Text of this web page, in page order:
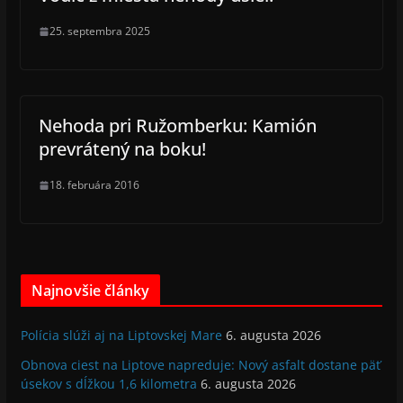
25. septembra 2025
Nehoda pri Ružomberku: Kamión
prevrátený na boku!
18. februára 2016
Najnovšie články
Polícia slúži aj na Liptovskej Mare 6. augusta 2026
Obnova ciest na Liptove napreduje: Nový asfalt dostane päť
úsekov s dĺžkou 1,6 kilometra 6. augusta 2026